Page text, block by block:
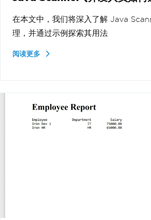
在本文中，我们将深入了解 Java
理，并通过示例探索其用法
阅读更多